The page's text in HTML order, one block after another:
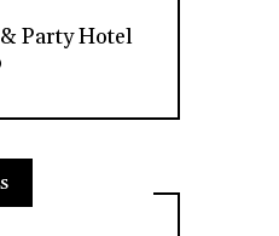
Party Hotel